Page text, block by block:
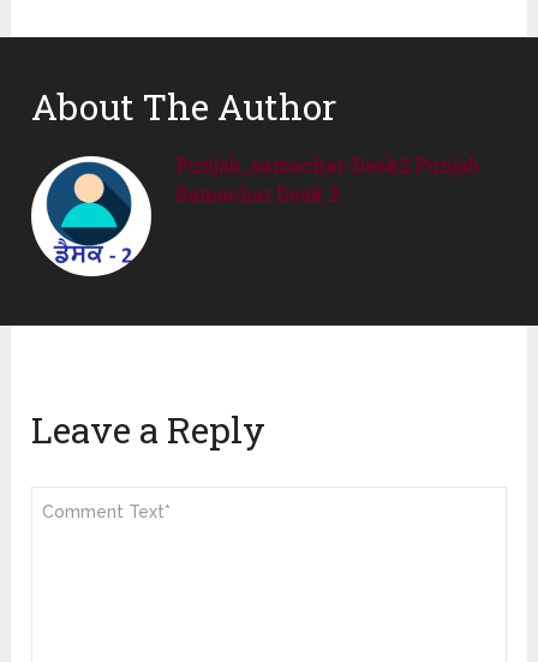
About The Author
Punjab_samachar-Desk2 Punjab
Samachar Desk 2
Leave a Reply